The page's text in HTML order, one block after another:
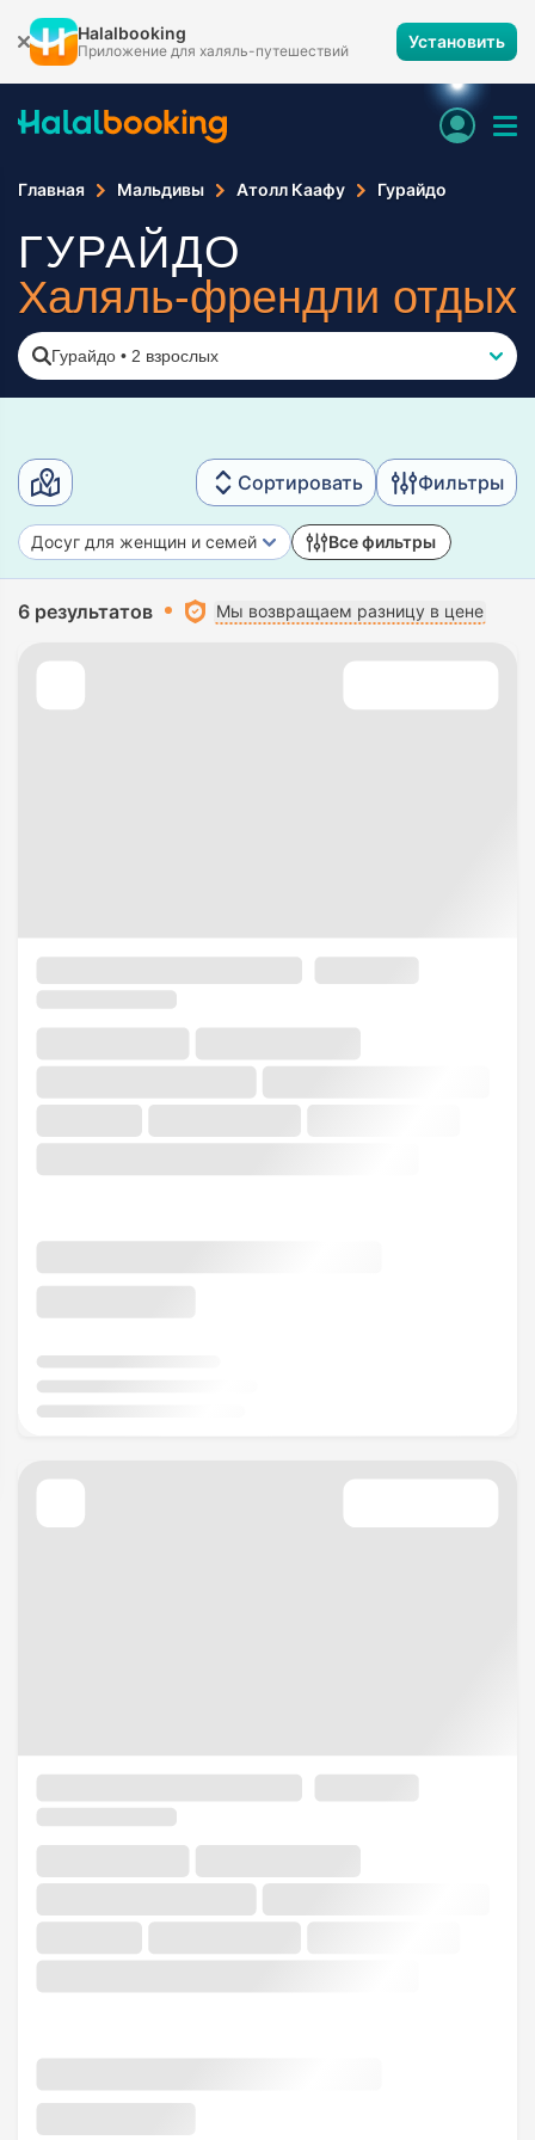
Halalbooking
Приложение для халяль-путешествий Установить
Главная Мальдивы Атолл Каафу Гурайдо
ГУРАЙДО
Халяль-френдли отдых
Гурайдо • 2 взрослых
Сортировать Фильтры
Досуг для женщин и семей Все фильтры
6 результатов Мы возвращаем разницу в цене